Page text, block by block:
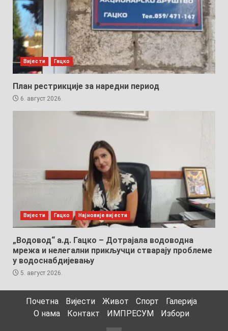
Вијести Гацко
План рестрикције за наредни период
6. август 2026.
Вијести Гацко Најновије вијести
„Водовод“ а.д. Гацко – Дотрајала водоводна
мрежа и нелегални прикључци стварају проблеме
у водоснабдијевању
5. август 2026.
Почетна Вијести Живот Спорт
Галерија
О нама
Контакт ИМПРЕСУМ Избори